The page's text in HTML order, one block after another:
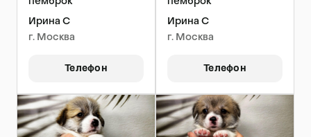
Ирина С
г. Москва
Телефон
Ирина С
г. Москва
Телефон